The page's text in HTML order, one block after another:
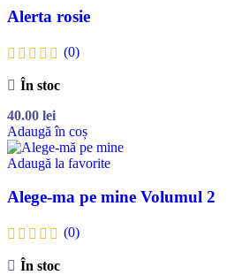
Alerta rosie
(0)
În stoc
40.00 lei
Adaugă în coș
Adaugă la favorite
Alege-ma pe mine Volumul 2
(0)
În stoc